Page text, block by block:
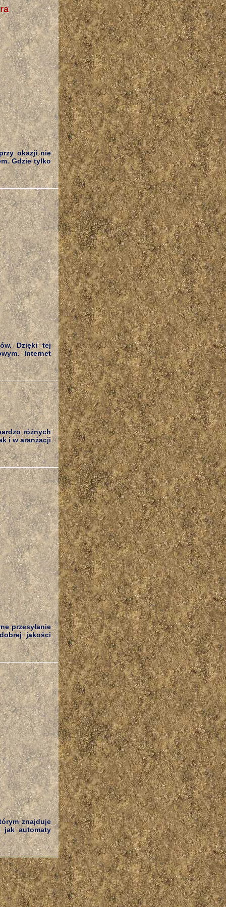
okazji nie
Gdzie tylko
Dzięki tej
Internet
różnych
i w aranżacji
przesyłanie
jakości
znajduje
jak automaty